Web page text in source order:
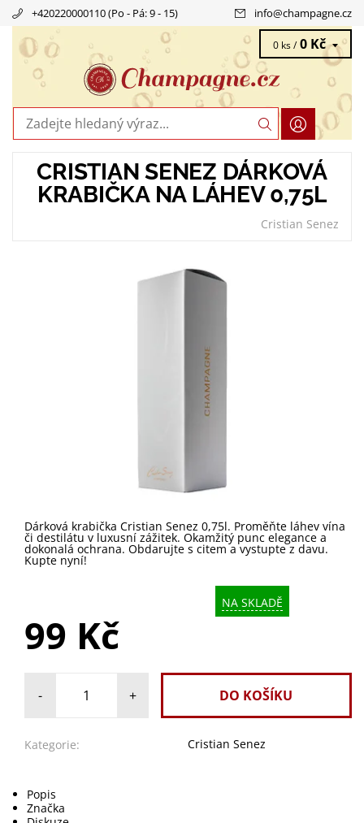
+420220000110 (Po - Pá: 9 - 15) info@champagne.cz
0 ks / 0 Kč
CRISTIAN SENEZ DÁRKOVÁ
KRABIČKA NA LÁHEV 0,75L
Cristian Senez
Dárková krabička Cristian Senez 0,75l. Proměňte láhev vína
či destilátu v luxusní zážitek. Okamžitý punc elegance a
dokonalá ochrana. Obdarujte s citem a vystupte z davu.
Kupte nyní!
NA SKLADĚ
99 Kč
- +
Kategorie: Cristian Senez
Popis
Značka